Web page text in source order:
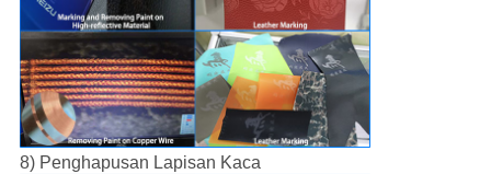
8) Penghapusan Lapisan Kaca